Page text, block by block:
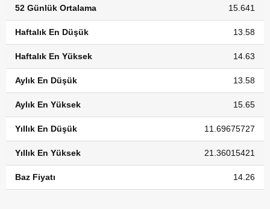
52 Günlük Ortalama 15.641
Haftalık En Düşük 13.58
Haftalık En Yüksek 14.63
Aylık En Düşük 13.58
Aylık En Yüksek 15.65
Yıllık En Düşük 11.69675727
Yıllık En Yüksek 21.36015421
Baz Fiyatı 14.26